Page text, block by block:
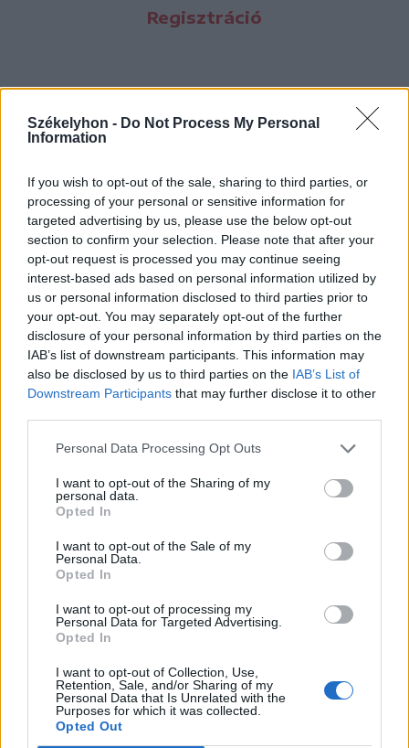
Székelyhon - Do Not Process My Personal
Information
If you wish to opt-out of the sale, sharing to third parties, or
processing of your personal or sensitive information for
targeted advertising by us, please use the below opt-out
section to confirm your selection. Please note that after your
opt-out request is processed you may continue seeing
interest-based ads based on personal information utilized by
us or personal information disclosed to third parties prior to
your opt-out. You may separately opt-out of the further
disclosure of your personal information by third parties on the
IAB’s list of downstream participants. This information may
also be disclosed by us to third parties on the IAB’s List of
Downstream Participants that may further disclose it to other
Personal Data Processing Opt Outs
I want to opt-out of the Sharing of my
personal data.
Opted In
I want to opt-out of the Sale of my
Personal Data.
Opted In
I want to opt-out of processing my
Personal Data for Targeted Advertising.
Opted In
I want to opt-out of Collection, Use,
Retention, Sale, and/or Sharing of my
Personal Data that Is Unrelated with the
Purposes for which it was collected.
Opted Out
Regisztráció
Hasznos
Impresszum
Szerzői jogok
Adatvédelmi tájékoztató
Cookie-kezelési tájékoztató
Hozzászólási szabályzat
Nyomtatott lapjaink archívuma
Székely Hírmondó archívuma
Sütibeállítások
Médiatér
Liget
Krónika
Bihari Napló